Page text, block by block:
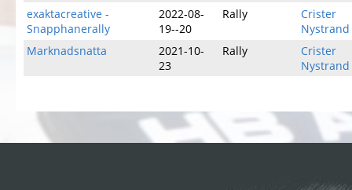
exaktacreative -
Snapphanerally
2022-08-
19--20
Rally
Crister
Nystrand
Marknadsnatta
2021-10-
23
Rally
Crister
Nystrand